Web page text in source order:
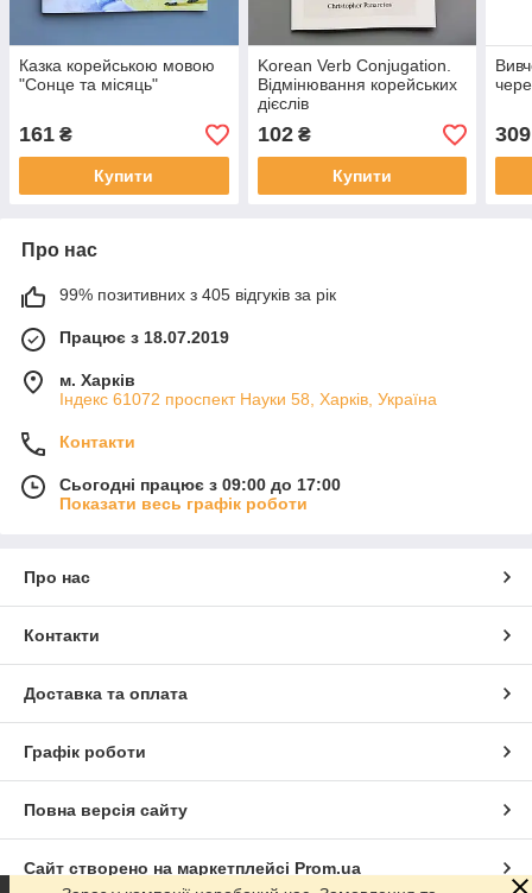
Казка корейською мовою
"Сонце та місяць"
161 ₴
Купити
Korean Verb Conjugation.
Відмінювання корейських
дієслів
102₴
Купити
309
Про нас
99% позитивних з 405 відгуків за рік
Працює з 18.07.2019
м. Харків
Індекс 61072 проспект Науки 58, Харків, Україна
Контакти
Сьогодні працює з 09:00 до 17:00
Показати весь графік роботи
Про нас
Контакти
Доставка та оплата
Графік роботи
Повна версія сайту
Сайт створено на маркетплейсі Prom.ua